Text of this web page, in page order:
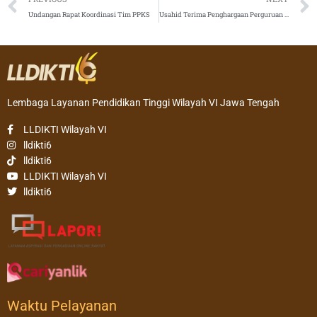
Undangan Rapat Koordinasi Tim PPKS Usahid Terima Penghargaan Perguruan Tinggi Pelaksana Terbaik ISS MBKM Liga 3
Lembaga Layanan Pendidikan Tinggi Wilayah VI Jawa Tengah
LLDIKTI Wilayah VI
lldikti6
lldikti6
LLDIKTI Wilayah VI
lldikti6
Waktu Pelayanan